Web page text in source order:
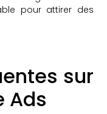
pour attirer des
sur
Ads